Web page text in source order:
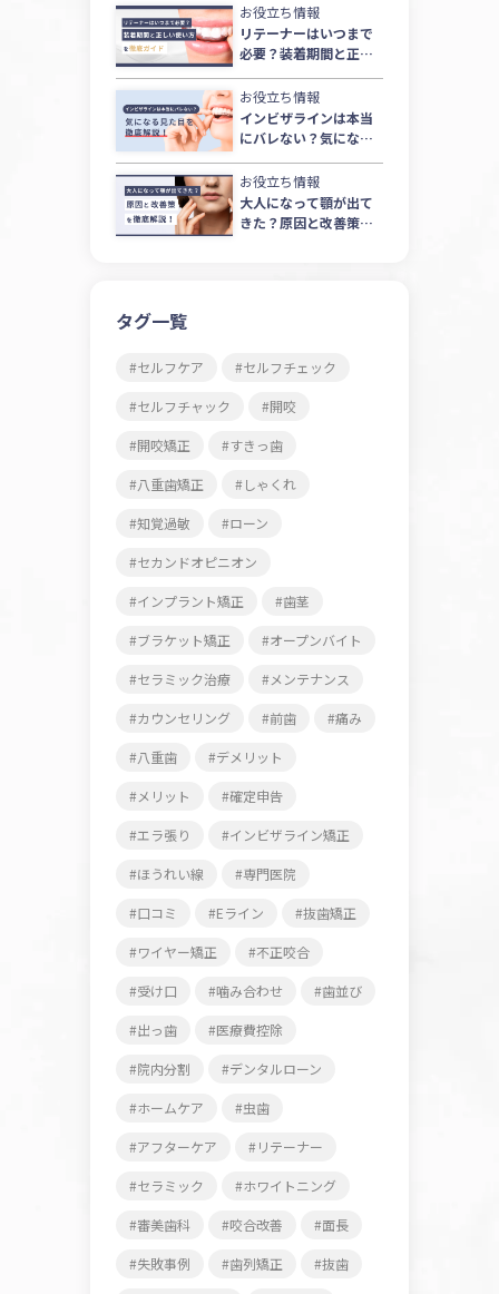
お役立ち情報
リテーナーはいつまで
必要？装着期間と正し
お役立ち情報
インビザラインは本当
にバレない？気になる
お役立ち情報
大人になって顎が出て
きた？原因と改善策を
タグ一覧
セルフケア セルフチェック
セルフチャック 開咬
開咬矯正 すきっ歯
八重歯矯正 しゃくれ
知覚過敏 ローン
セカンドオピニオン
インプラント矯正 歯茎
ブラケット矯正 オープンバイト
セラミック治療 メンテナンス
カウンセリング 前歯 痛み
八重歯 デメリット
メリット 確定申告
エラ張り インビザライン矯正
ほうれい線 専門医院
口コミ Eライン 抜歯矯正
ワイヤー矯正 不正咬合
受け口 噛み合わせ 歯並び
出っ歯 医療費控除
院内分割 デンタルローン
ホームケア 虫歯
アフターケア リテーナー
セラミック ホワイトニング
審美歯科 咬合改善 面長
失敗事例 歯列矯正 抜歯